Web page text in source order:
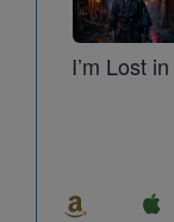
I’m Lost